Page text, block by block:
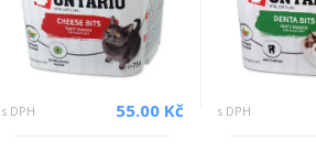
s DPH 55.00 Kč s DPH